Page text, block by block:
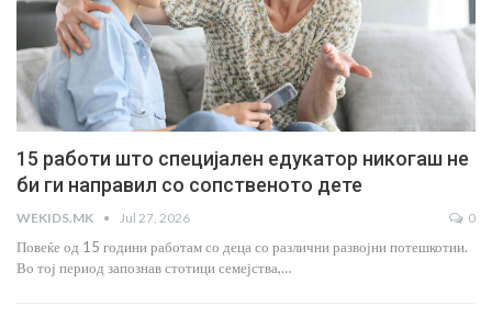
15 работи што специјален едукатор никогаш не
би ги направил со сопственото дете
WEKIDS.MK Jul 27, 2026 0
Повеќе од 15 години работам со деца со различни развојни потешкотии.
Во тој период запознав стотици семејства,…